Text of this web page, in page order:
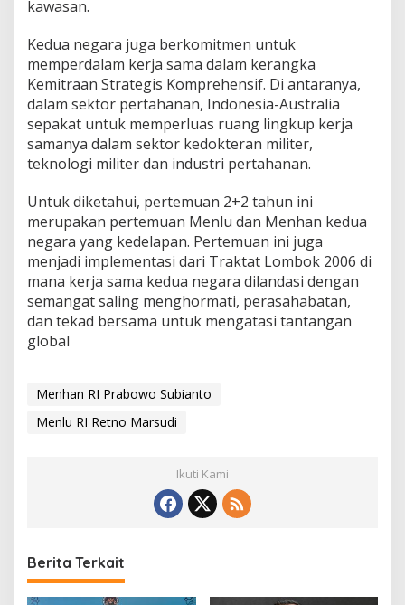
K
a
w
a
s
a
n
kawasan.
Kedua negara juga berkomitmen untuk
memperdalam kerja sama dalam kerangka
Kemitraan Strategis Komprehensif. Di antaranya,
dalam sektor pertahanan, Indonesia-Australia
sepakat untuk memperluas ruang lingkup kerja
samanya dalam sektor kedokteran militer,
teknologi militer dan industri pertahanan.
Untuk diketahui, pertemuan 2+2 tahun ini
merupakan pertemuan Menlu dan Menhan kedua
negara yang kedelapan. Pertemuan ini juga
menjadi implementasi dari Traktat Lombok 2006 di
mana kerja sama kedua negara dilandasi dengan
semangat saling menghormati, perasahabatan,
dan tekad bersama untuk mengatasi tantangan
global
Menhan RI Prabowo Subianto
Menlu RI Retno Marsudi
Ikuti Kami
Berita Terkait